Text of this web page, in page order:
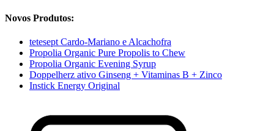
Novos Produtos:
tetesept Cardo-Mariano e Alcachofra
Propolia Organic Pure Propolis to Chew
Propolia Organic Evening Syrup
Doppelherz ativo Ginseng + Vitaminas B + Zinco
Instick Energy Original